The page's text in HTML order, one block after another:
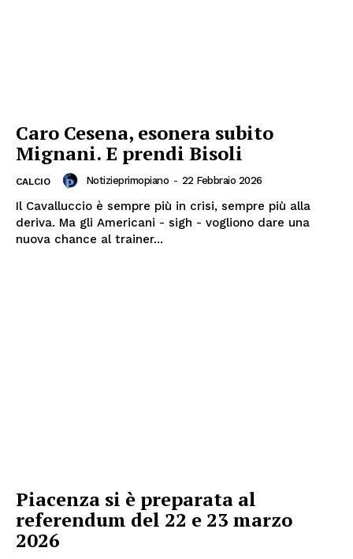
Caro Cesena, esonera subito
Mignani. E prendi Bisoli
CALCIO Notizieprimopiano - 22 Febbraio 2026
Il Cavalluccio è sempre più in crisi, sempre più alla
deriva. Ma gli Americani - sigh - vogliono dare una
nuova chance al trainer...
Piacenza si è preparata al
referendum del 22 e 23 marzo
2026